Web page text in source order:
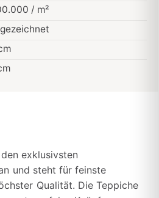
/ m²
exklusivsten
und steht für feinste
Qualität. Die Teppiche